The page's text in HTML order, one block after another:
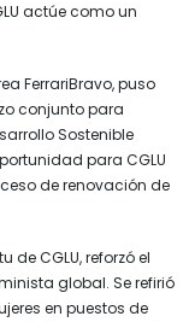
actúe como un
FerrariBravo, puso
conjunto para
Sostenible
para CGLU
de renovación de
de CGLU, reforzó el
global. Se refirió
en puestos de